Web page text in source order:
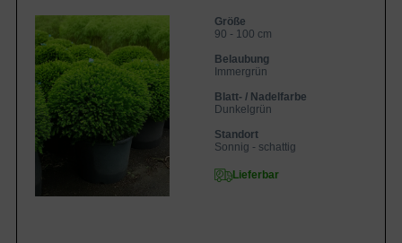
Größe
90 - 100 cm
Belaubung
Immergrün
Blatt- / Nadelfarbe
Dunkelgrün
Standort
Sonnig - schattig
Lieferbar